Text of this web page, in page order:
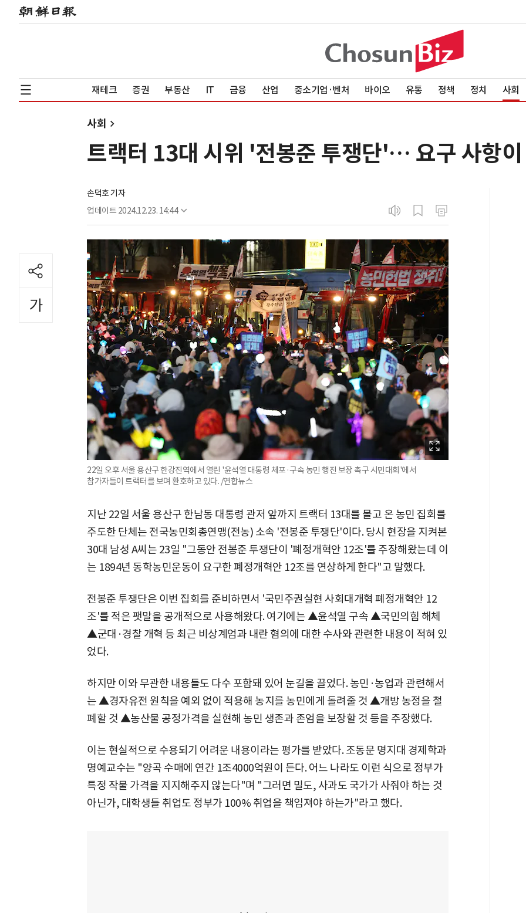
재테크 증권 부동산 IT 금융 산업 중소기업·벤처 바이오 유통 정책 정치 사회
사회
트랙터 13대 시위 '전봉준 투쟁단'… 요구 사항이
손덕호 기자
업데이트 2024.12.23. 14:44
22일 오후 서울 용산구 한강진역에서 열린 '윤석열 대통령 체포·구속 농민 행진 보장 촉구 시민대회'에서
참가자들이 트랙터를 보며 환호하고 있다. /연합뉴스
지난 22일 서울 용산구 한남동 대통령 관저 앞까지 트랙터 13대를 몰고 온 농민 집회를
주도한 단체는 전국농민회총연맹(전농) 소속 '전봉준 투쟁단'이다. 당시 현장을 지켜본
30대 남성 A씨는 23일 "그동안 전봉준 투쟁단이 '폐정개혁안 12조'를 주장해왔는데 이
는 1894년 동학농민운동이 요구한 폐정개혁안 12조를 연상하게 한다"고 말했다.
전봉준 투쟁단은 이번 집회를 준비하면서 '국민주권실현 사회대개혁 폐정개혁안 12
조'를 적은 팻말을 공개적으로 사용해왔다. 여기에는 ▲윤석열 구속 ▲국민의힘 해체
▲군대·경찰 개혁 등 최근 비상계엄과 내란 혐의에 대한 수사와 관련한 내용이 적혀 있
었다.
하지만 이와 무관한 내용들도 다수 포함돼 있어 눈길을 끌었다. 농민·농업과 관련해서
는 ▲경자유전 원칙을 예외 없이 적용해 농지를 농민에게 돌려줄 것 ▲개방 농정을 철
폐할 것 ▲농산물 공정가격을 실현해 농민 생존과 존엄을 보장할 것 등을 주장했다.
이는 현실적으로 수용되기 어려운 내용이라는 평가를 받았다. 조동문 명지대 경제학과
명예교수는 "양곡 수매에 연간 1조4000억원이 든다. 어느 나라도 이런 식으로 정부가
특정 작물 가격을 지지해주지 않는다"며 "그러면 밀도, 사과도 국가가 사줘야 하는 것
아닌가, 대학생들 취업도 정부가 100% 취업을 책임져야 하는가"라고 했다.